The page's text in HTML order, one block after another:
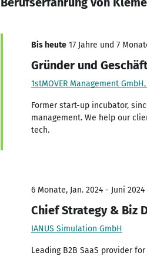
Bis heute 17 Jahre und 7
Gründer und
1stMOVER Management
Former start-up incubator,
management. We help our
tech.
6 Monate, Jan. 2024 - Juni 2024
Chief Strategy & Biz
IANUS Simulation GmbH
Leading B2B SaaS provider